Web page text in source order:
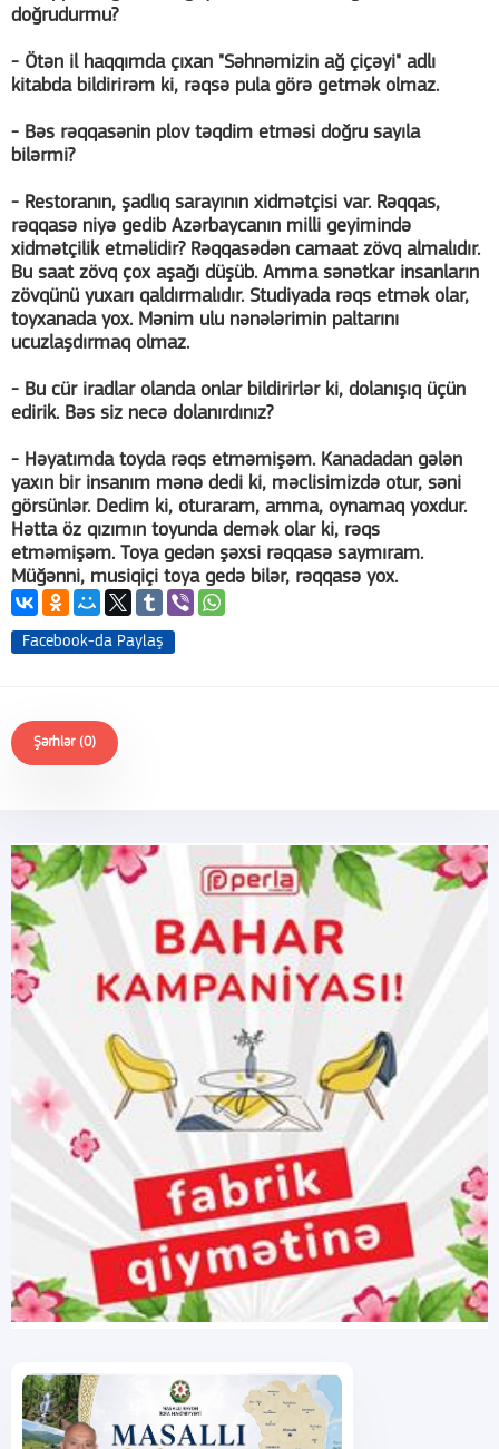
doğrudurmu?
- Ötən il haqqımda çıxan "Səhnəmizin ağ çiçəyi" adlı
kitabda bildirirəm ki, rəqsə pula görə getmək olmaz.
- Bəs rəqqasənin plov təqdim etməsi doğru sayıla
bilərmi?
- Restoranın, şadlıq sarayının xidmətçisi var. Rəqqas,
rəqqasə niyə gedib Azərbaycanın milli geyimində
xidmətçilik etməlidir? Rəqqasədən camaat zövq almalıdır.
Bu saat zövq çox aşağı düşüb. Amma sənətkar insanların
zövqünü yuxarı qaldırmalıdır. Studiyada rəqs etmək olar,
toyxanada yox. Mənim ulu nənələrimin paltarını
ucuzlaşdırmaq olmaz.
- Bu cür iradlar olanda onlar bildirirlər ki, dolanışıq üçün
edirik. Bəs siz necə dolanırdınız?
- Həyatımda toyda rəqs etməmişəm. Kanadadan gələn
yaxın bir insanım mənə dedi ki, məclisimizdə otur, səni
görsünlər. Dedim ki, oturaram, amma, oynamaq yoxdur.
Hətta öz qızımın toyunda demək olar ki, rəqs
etməmişəm. Toya gedən şəxsi rəqqasə saymıram.
Müğənni, musiqiçi toya gedə bilər, rəqqasə yox.
Facebook-da Paylaş
Şərhlər (0)